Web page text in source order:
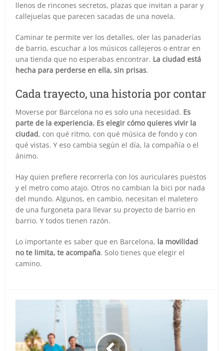
llenos de rincones secretos, plazas que invitan a parar y
callejuelas que parecen sacadas de una novela.
Caminar te permite ver los detalles, oler las panaderías
de barrio, escuchar a los músicos callejeros o entrar en
una tienda que no esperabas encontrar. La ciudad está
hecha para perderse en ella, sin prisas.
Cada trayecto, una historia por contar
Moverse por Barcelona no es solo una necesidad. Es
parte de la experiencia. Es elegir cómo quieres vivir la
ciudad, con qué ritmo, con qué música de fondo y con
qué vistas. Y eso cambia según el día, la compañía o el
ánimo.
Hay quien prefiere recorrerla con los auriculares puestos
y el metro como atajo. Otros no cambian la bici por nada
del mundo. Algunos, en cambio, necesitan el maletero
de una furgoneta para llevar su proyecto de barrio en
barrio. Y todos tienen razón.
Lo importante es saber que en Barcelona, la movilidad
no te limita, te acompaña. Solo tienes que elegir el
camino.